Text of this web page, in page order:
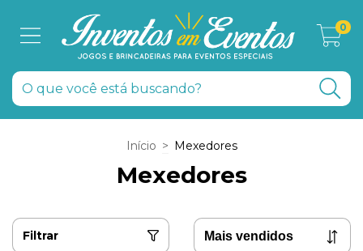
0
Início > Mexedores
Mexedores
Filtrar